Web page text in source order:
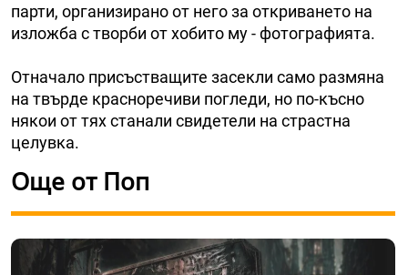
парти, организирано от него за откриването на
изложба с творби от хобито му - фотографията.
Отначало присъстващите засекли само размяна
на твърде красноречиви погледи, но по-късно
някои от тях станали свидетели на страстна
целувка.
Още от Поп